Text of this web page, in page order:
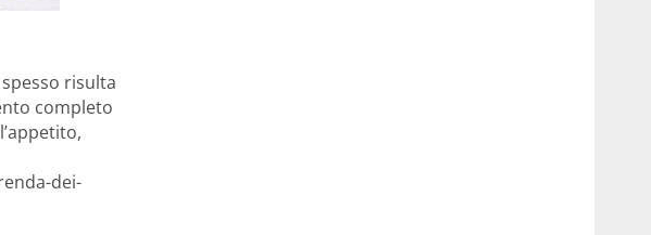
risulta
completo
dei-